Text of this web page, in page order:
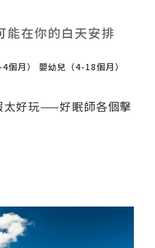
能在你的白天安排
個月）
嬰幼兒（4-18個月）
太好玩——好眠師各個擊